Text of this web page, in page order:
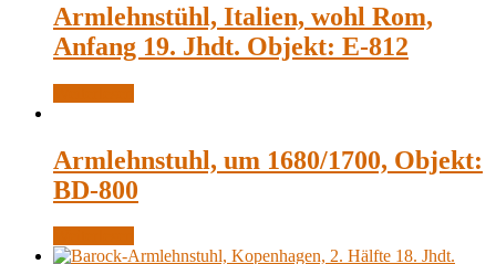
Armlehnstühl, Italien, wohl Rom,
Anfang 19. Jhdt. Objekt: E-812
Armlehnstuhl, um 1680/1700, Objekt:
BD-800